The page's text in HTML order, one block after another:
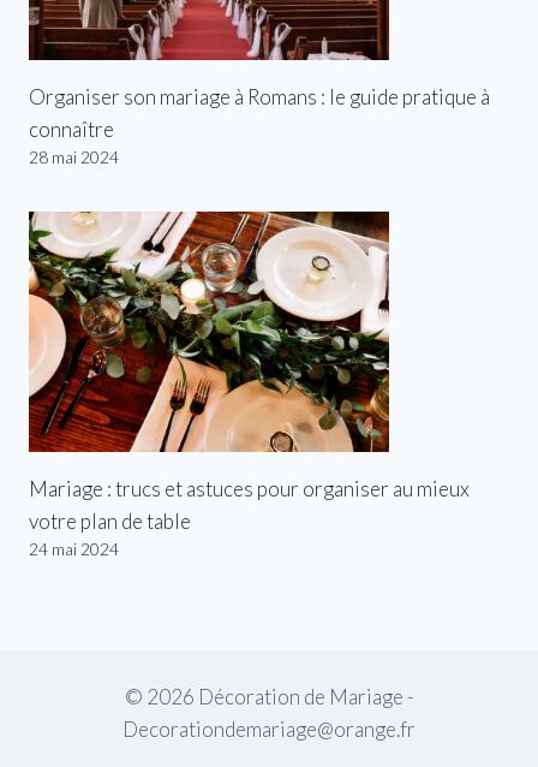
Organiser son mariage à Romans : le guide pratique à
connaître
28 mai 2024
Mariage : trucs et astuces pour organiser au mieux
votre plan de table
24 mai 2024
© 2026 Décoration de Mariage -
Decorationdemariage@orange.fr